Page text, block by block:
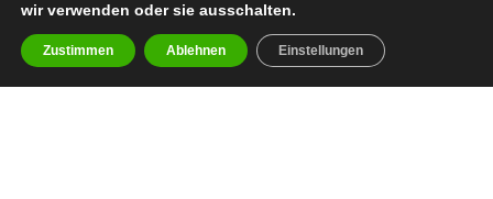
wir verwenden oder sie ausschalten.
Zustimmen Ablehnen Einstellungen